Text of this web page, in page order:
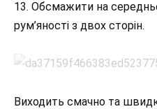
13. Обсмажити на
рум’яності з двох сторін.
Виходить смачно та